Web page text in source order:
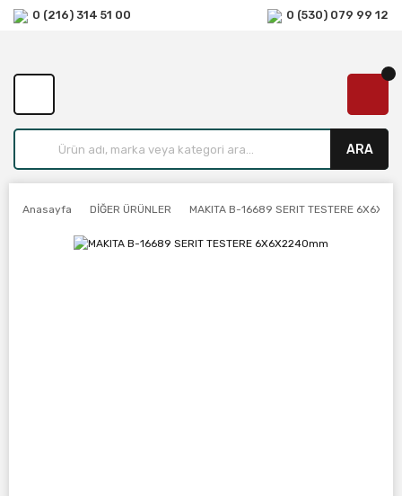
0 (216) 314 51 00 0 (530) 079 99 12
ARA
Anasayfa DİĞER ÜRÜNLER MAKITA B-16689 SERIT TESTERE